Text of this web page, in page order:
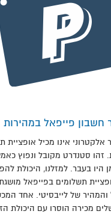
חשבון פייפאל במהירות
אינו מכיל אופציית
זהו סטנדרט מקובל ונפוץ
היו בעבר. למזלנו, היכולת
תשלומים בפייפאל
של לייבסיטי. אחד
מכירה הוסרו עם היכולת